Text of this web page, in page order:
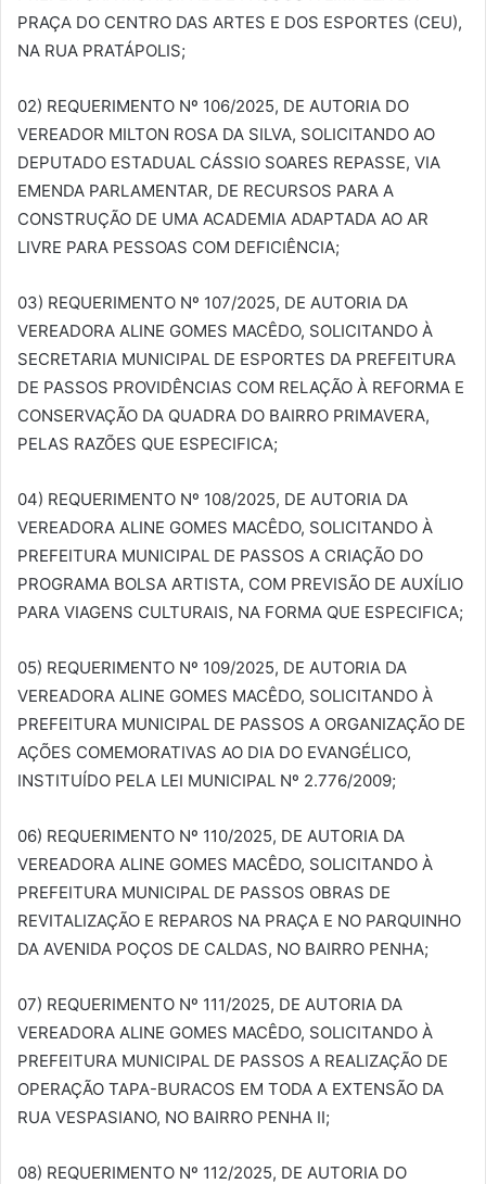
PRAÇA DO CENTRO DAS ARTES E DOS ESPORTES (CEU),
NA RUA PRATÁPOLIS;
02) REQUERIMENTO Nº 106/2025, DE AUTORIA DO
VEREADOR MILTON ROSA DA SILVA, SOLICITANDO AO
DEPUTADO ESTADUAL CÁSSIO SOARES REPASSE, VIA
EMENDA PARLAMENTAR, DE RECURSOS PARA A
CONSTRUÇÃO DE UMA ACADEMIA ADAPTADA AO AR
LIVRE PARA PESSOAS COM DEFICIÊNCIA;
03) REQUERIMENTO Nº 107/2025, DE AUTORIA DA
VEREADORA ALINE GOMES MACÊDO, SOLICITANDO À
SECRETARIA MUNICIPAL DE ESPORTES DA PREFEITURA
DE PASSOS PROVIDÊNCIAS COM RELAÇÃO À REFORMA E
CONSERVAÇÃO DA QUADRA DO BAIRRO PRIMAVERA,
PELAS RAZÕES QUE ESPECIFICA;
04) REQUERIMENTO Nº 108/2025, DE AUTORIA DA
VEREADORA ALINE GOMES MACÊDO, SOLICITANDO À
PREFEITURA MUNICIPAL DE PASSOS A CRIAÇÃO DO
PROGRAMA BOLSA ARTISTA, COM PREVISÃO DE AUXÍLIO
PARA VIAGENS CULTURAIS, NA FORMA QUE ESPECIFICA;
05) REQUERIMENTO Nº 109/2025, DE AUTORIA DA
VEREADORA ALINE GOMES MACÊDO, SOLICITANDO À
PREFEITURA MUNICIPAL DE PASSOS A ORGANIZAÇÃO DE
AÇÕES COMEMORATIVAS AO DIA DO EVANGÉLICO,
INSTITUÍDO PELA LEI MUNICIPAL Nº 2.776/2009;
06) REQUERIMENTO Nº 110/2025, DE AUTORIA DA
VEREADORA ALINE GOMES MACÊDO, SOLICITANDO À
PREFEITURA MUNICIPAL DE PASSOS OBRAS DE
REVITALIZAÇÃO E REPAROS NA PRAÇA E NO PARQUINHO
DA AVENIDA POÇOS DE CALDAS, NO BAIRRO PENHA;
07) REQUERIMENTO Nº 111/2025, DE AUTORIA DA
VEREADORA ALINE GOMES MACÊDO, SOLICITANDO À
PREFEITURA MUNICIPAL DE PASSOS A REALIZAÇÃO DE
OPERAÇÃO TAPA-BURACOS EM TODA A EXTENSÃO DA
RUA VESPASIANO, NO BAIRRO PENHA II;
08) REQUERIMENTO Nº 112/2025, DE AUTORIA DO